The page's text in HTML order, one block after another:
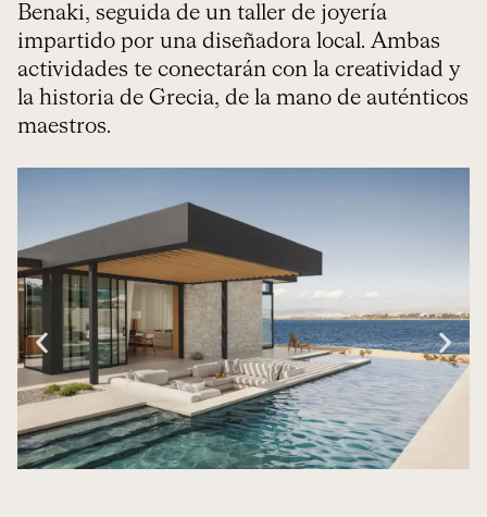
Benaki, seguida de un taller de joyería
impartido por una diseñadora local. Ambas
actividades te conectarán con la creatividad y
la historia de Grecia, de la mano de auténticos
maestros.